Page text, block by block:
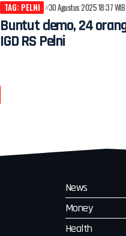
TAG: PELNI 30 Agustus 2025 18:37 WIB
Buntut demo, 24
IGD RS Pelni
News
Money
Health